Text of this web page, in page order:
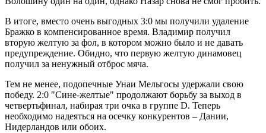
В итоге, вместо очень выгодных 3:0 мы получили удаление
Бражко в компенсированное время. Владимир получил
вторую желтую за фол, в котором можно было и не давать
предупреждение. Обидно, что первую желтую динамовец
получил за ненужный отброс мяча.
Тем не менее, подопечные Унаи Мельгосы удержали свою
победу. 2:0 "Сине-желтые" продолжают борьбу за выход в
четвертьфинал, набирая три очка в группе D. Теперь
необходимо надеяться на осечку конкурентов – Дании,
Нидерландов или обоих.